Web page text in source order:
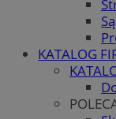
KATALOG